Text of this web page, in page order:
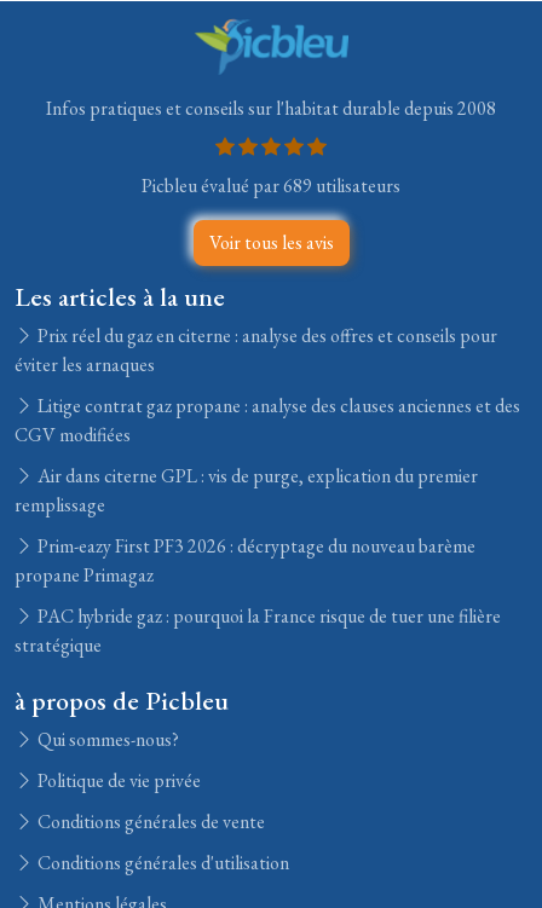
Infos pratiques et conseils sur l'habitat durable depuis 2008
Picbleu évalué par 689 utilisateurs
Voir tous les avis
Les articles à la une
Prix réel du gaz en citerne : analyse des offres et conseils pour
éviter les arnaques
Litige contrat gaz propane : analyse des clauses anciennes et des
CGV modifiées
Air dans citerne GPL : vis de purge, explication du premier
remplissage
Prim-eazy First PF3 2026 : décryptage du nouveau barème
propane Primagaz
PAC hybride gaz : pourquoi la France risque de tuer une filière
stratégique
à propos de Picbleu
Qui sommes-nous?
Politique de vie privée
Conditions générales de vente
Conditions générales d'utilisation